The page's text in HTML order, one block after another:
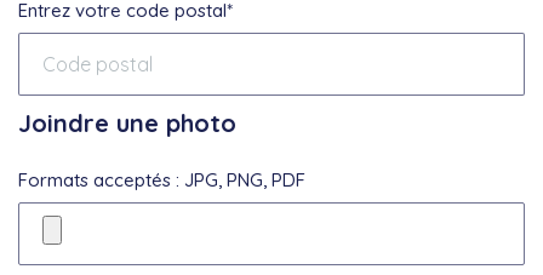
Entrez votre code postal*
Joindre une photo
Formats acceptés : JPG, PNG, PDF